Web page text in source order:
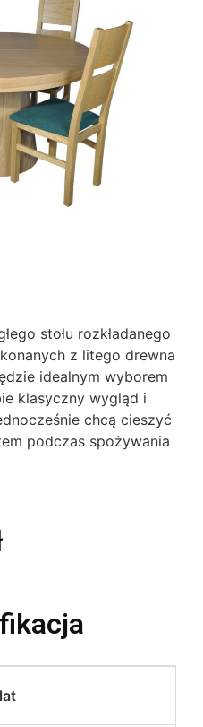
stołu rozkładanego
z litego drewna
idealnym wyborem
klasyczny wygląd i
chcą cieszyć
podczas spożywania